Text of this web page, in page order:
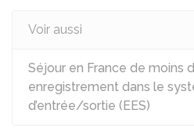
Voir aussi
Séjour en France de moins
enregistrement dans le
d’entrée/sortie (EES)